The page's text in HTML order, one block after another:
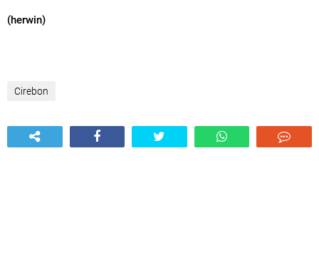
(herwin)
Cirebon